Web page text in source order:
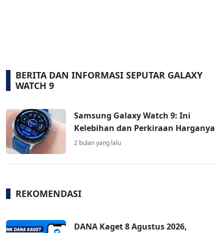
BERITA DAN INFORMASI SEPUTAR GALAXY
WATCH 9
Samsung Galaxy Watch 9: Ini
Kelebihan dan Perkiraan Harganya
2 bulan yang lalu
REKOMENDASI
DANA Kaget 8 Agustus 2026,